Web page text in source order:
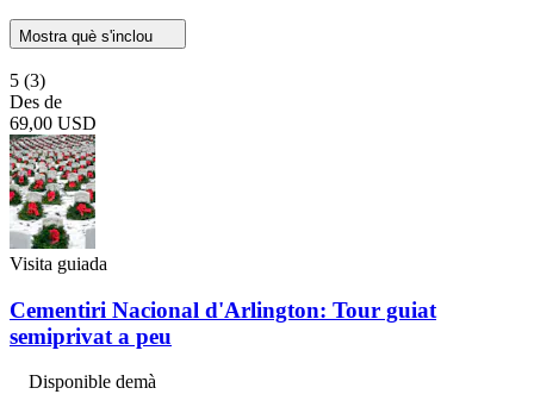
Mostra què s'inclou
5 (3)
Des de
69,00 USD
Visita guiada
Cementiri Nacional d'Arlington: Tour guiat
semiprivat a peu
Disponible demà